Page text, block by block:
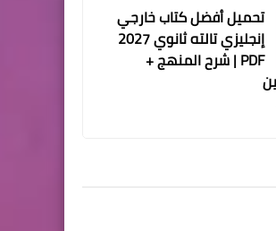
تحميل أفضل كتاب خارجي
إنجليزي تالته ثانوي 2027
PDF | شرح المنهج +